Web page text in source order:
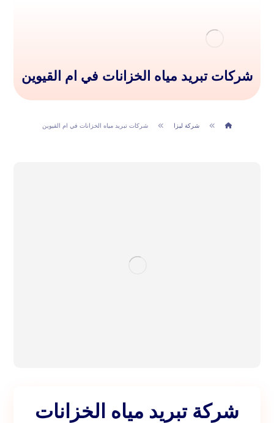
شركات تبريد مياه الخزانات في ام القيوين
شركة ليزا شركات تبريد مياه الخزانات في ام القيوين
شركة تبريد مياه الخزانات